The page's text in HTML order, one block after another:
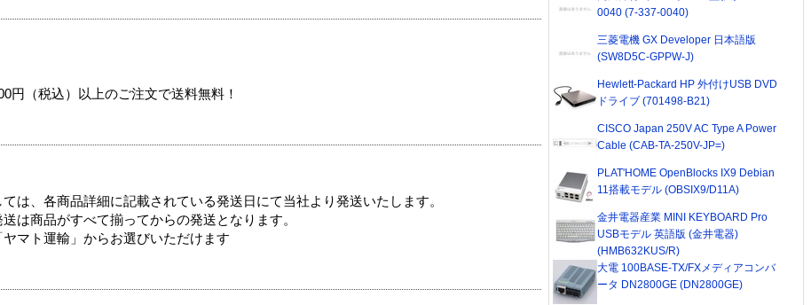
円（税込）以上のご注文で送料無料！
は、各商品詳細に記載されている発送日にて当社より発送いたします。
は商品がすべて揃ってからの発送となります。
マト運輸」からお選びいただけます
0040 (7-337-0040)
三菱電機 GX Developer 日本語版
(SW8D5C-GPPW-J)
Hewlett-Packard HP 外付けUSB DVD
ドライブ (701498-B21)
CISCO Japan 250V AC Type A Power
Cable (CAB-TA-250V-JP=)
PLAT'HOME OpenBlocks IX9 Debian
11搭載モデル (OBSIX9/D11A)
金井電器産業 MINI KEYBOARD Pro
USBモデル 英語版 (金井電器)
(HMB632KUS/R)
大電 100BASE-TX/FXメディアコンバ
ータ DN2800GE (DN2800GE)